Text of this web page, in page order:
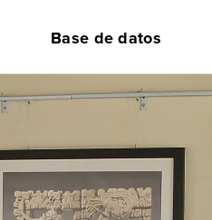
Base de datos